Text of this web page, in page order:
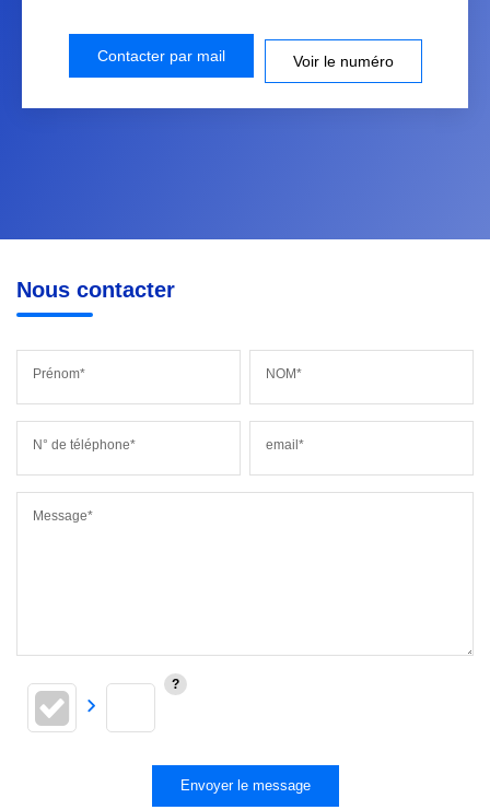
Contacter par mail Voir le numéro
Nous contacter
Prénom* NOM*
N° de téléphone* email*
Message*
Envoyer le message